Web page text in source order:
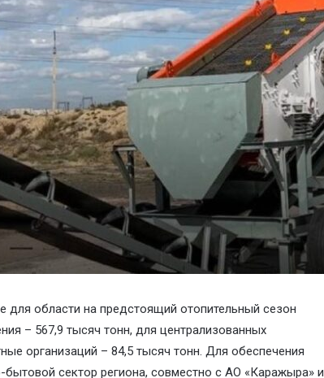
для области на предстоящий отопительный сезон
– 567,9 тысяч тонн, для централизованных
организаций – 84,5 тысяч тонн. Для обеспечения
сектор региона, совместно с АО «Каражыра» и